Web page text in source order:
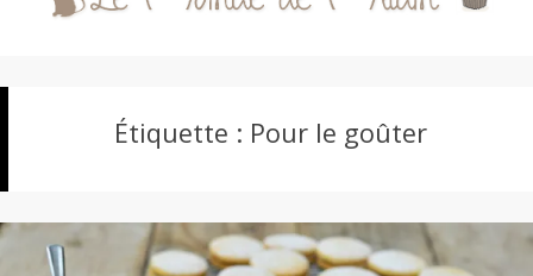
M
Étiquette : Pour le goûter